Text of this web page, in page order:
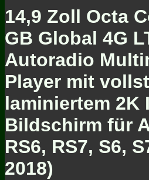
2018
Menge
14,9 Zoll Octa
GB Global 4G
Autoradio
Player mit
laminiertem 2K
Bildschirm für
RS6, RS7, S6,
2018)